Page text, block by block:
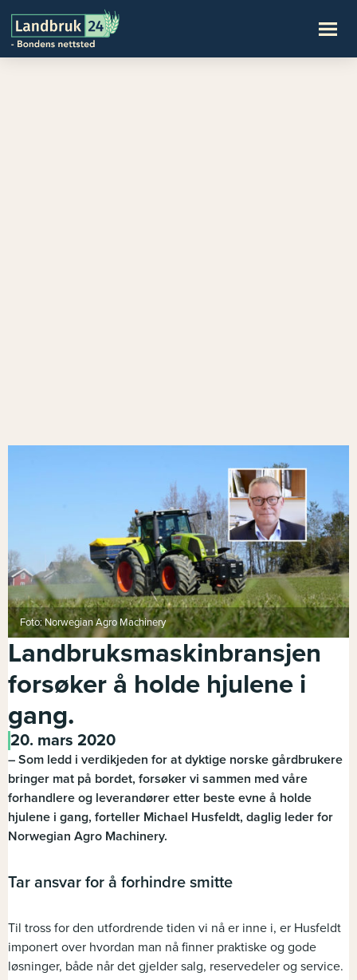
Foto: Norwegian Agro Machinery
Landbruksmaskinbransjen
forsøker å holde hjulene i
gang.
20. mars 2020
– Som ledd i verdikjeden for at dyktige norske gårdbrukere
bringer mat på bordet, forsøker vi sammen med våre
forhandlere og leverandører etter beste evne å holde
hjulene i gang, forteller Michael Husfeldt, daglig leder for
Norwegian Agro Machinery.
Tar ansvar for å forhindre smitte
Til tross for den utfordrende tiden vi nå er inne i, er Husfeldt
imponert over hvordan man nå finner praktiske og gode
løsninger, både når det gjelder salg, reservedeler og service.